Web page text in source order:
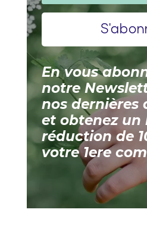
En vous
notre
nos dernières
et obtenez un
réduction de
votre 1ere